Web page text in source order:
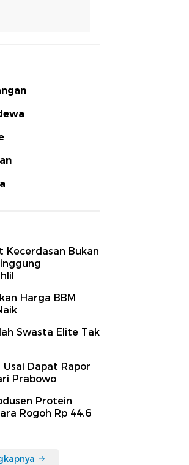
Kecerdasan Bukan
Harga BBM
Swasta Elite Tak
Dapat Rapor
Prabowo
Protein
Rogoh Rp 44,6